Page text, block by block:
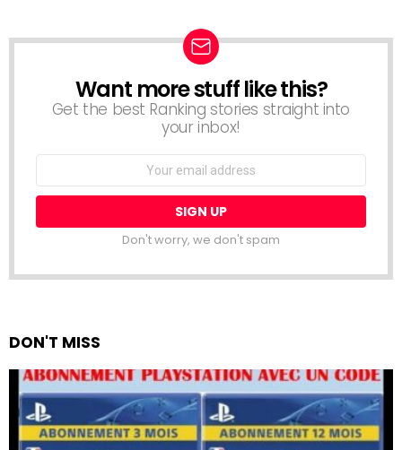
NEWSLETTER
Want more stuff like this?
Get the best Ranking stories straight into
your inbox!
Email
Don't worry, we don't spam
DON'T MISS